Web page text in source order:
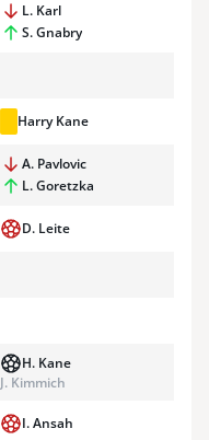
L. Karl
S. Gnabry
Harry Kane
A. Pavlovic
L. Goretzka
D. Leite
H. Kane
J. Kimmich
I. Ansah